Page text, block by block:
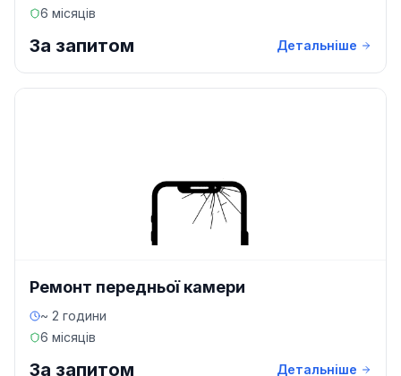
6 місяців
За запитом Детальніше
Ремонт передньої камери
~ 2 години
6 місяців
За запитом Детальніше